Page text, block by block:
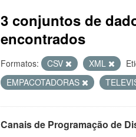
3 conjuntos de
encontrados
Formatos: CSV XML
EMPACOTADORAS
Canais de Programação de